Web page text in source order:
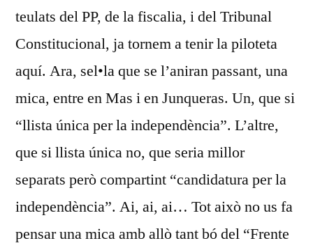
teulats del PP, de la fiscalia, i del Tribunal
Constitucional, ja tornem a tenir la piloteta
aquí. Ara, sel•la que se l’aniran passant, una
mica, entre en Mas i en Junqueras. Un, que si
“llista única per la independència”. L’altre,
que si llista única no, que seria millor
separats però compartint “candidatura per la
independència”. Ai, ai, ai… Tot això no us fa
pensar una mica amb allò tant bó del “Frente